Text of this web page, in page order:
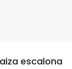
escalona